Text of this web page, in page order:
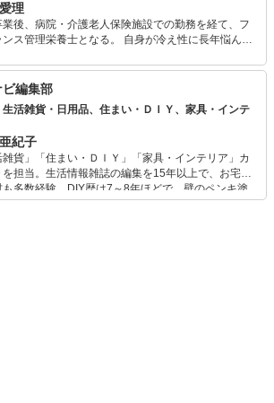
理
業後、病院・介護老人保険施設での勤務を経て、フ
理栄養士となる。 自身が冷え性に長年悩んで
室講師をメインに、その他レシピ開発やコラム執
士さん向けWebライター講座を行っている。
編集部
生活雑貨・日用品、住まい・ＤＩＹ、家具・インテ
紀子
雑貨」「住まい・ＤＩＹ」「家具・インテリア」カ
を担当。生活情報雑誌の編集を15年以上で、お宅訪
も多数経験。DIY歴は7～8年ほどで、壁のペンキ塗
紙チェンジなどもチャレンジ済み。初心者でもモノ